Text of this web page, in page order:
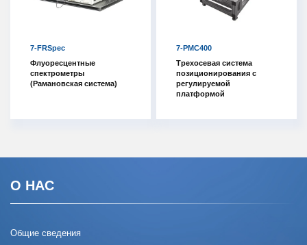
7-FRSpec
Флуоресцентные
спектрометры
(Рамановская система)
7-PMC400
Трехосевая система
позиционирования с
регулируемой
платформой
О НАС
Общие сведения